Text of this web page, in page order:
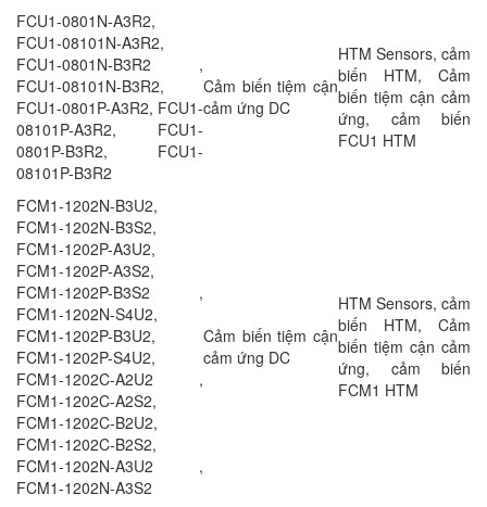
FCU1-0801N-A3R2,
FCU1-08101N-A3R2,
FCU1-0801N-B3R2 ,
FCU1-08101N-B3R2,
FCU1-0801P-A3R2, FCU1-
08101P-A3R2, FCU1-
0801P-B3R2, FCU1-
08101P-B3R2
Cảm biến tiệm cận
cảm ứng DC
HTM Sensors, cảm
biến HTM, Cảm
biến tiệm cận cảm
ứng, cảm biến
FCU1 HTM
FCM1-1202N-B3U2,
FCM1-1202N-B3S2,
FCM1-1202P-A3U2,
FCM1-1202P-A3S2,
FCM1-1202P-B3S2 ,
FCM1-1202N-S4U2,
FCM1-1202P-B3U2,
FCM1-1202P-S4U2,
FCM1-1202C-A2U2 ,
FCM1-1202C-A2S2,
FCM1-1202C-B2U2,
FCM1-1202C-B2S2,
FCM1-1202N-A3U2 ,
FCM1-1202N-A3S2
Cảm biến tiệm cận
cảm ứng DC
HTM Sensors, cảm
biến HTM, Cảm
biến tiệm cận cảm
ứng, cảm biến
FCM1 HTM